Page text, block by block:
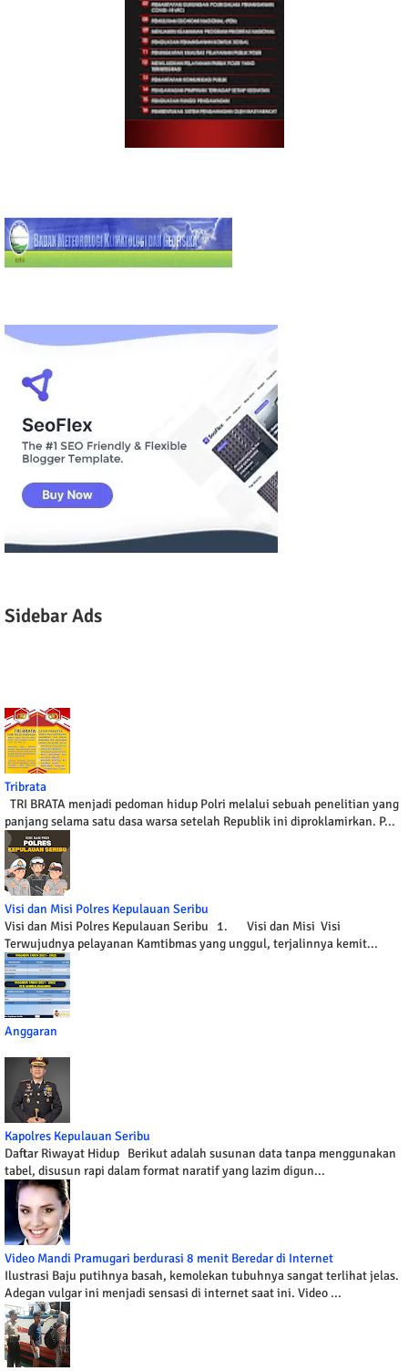
Sidebar Ads
Tribrata
TRI BRATA menjadi pedoman hidup Polri melalui sebuah penelitian yang
panjang selama satu dasa warsa setelah Republik ini diproklamirkan. P...
Visi dan Misi Polres Kepulauan Seribu
Visi dan Misi Polres Kepulauan Seribu 1. Visi dan Misi Visi
Terwujudnya pelayanan Kamtibmas yang unggul, terjalinnya kemit...
Anggaran
Kapolres Kepulauan Seribu
Daftar Riwayat Hidup Berikut adalah susunan data tanpa menggunakan
tabel, disusun rapi dalam format naratif yang lazim digun...
Video Mandi Pramugari berdurasi 8 menit Beredar di Internet
Ilustrasi Baju putihnya basah, kemolekan tubuhnya sangat terlihat jelas.
Adegan vulgar ini menjadi sensasi di internet saat ini. Video ...